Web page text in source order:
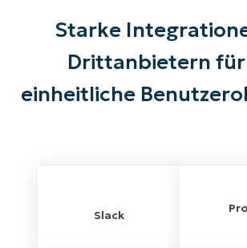
Starke
Drittanbietern
einheitliche
Slack